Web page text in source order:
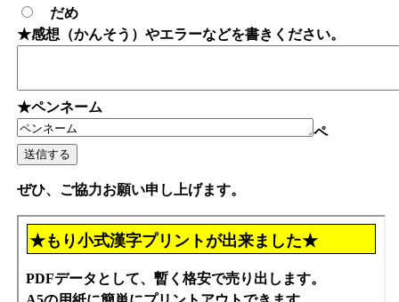
だめ
★感想（かんそう）やエラーなどを書きください。
★ペンネーム
ペ
ぜひ、ご協力お願い申し上げます。